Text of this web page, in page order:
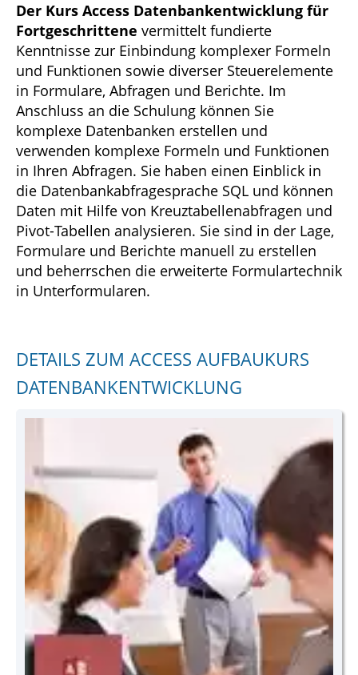
Der Kurs Access Datenbankentwicklung für
Fortgeschrittene vermittelt fundierte
Kenntnisse zur Einbindung komplexer Formeln
und Funktionen sowie diverser Steuerelemente
in Formulare, Abfragen und Berichte. Im
Anschluss an die Schulung können Sie
komplexe Datenbanken erstellen und
verwenden komplexe Formeln und Funktionen
in Ihren Abfragen. Sie haben einen Einblick in
die Datenbankabfragesprache SQL und können
Daten mit Hilfe von Kreuztabellenabfragen und
Pivot-Tabellen analysieren. Sie sind in der Lage,
Formulare und Berichte manuell zu erstellen
und beherrschen die erweiterte Formulartechnik
in Unterformularen.
DETAILS ZUM ACCESS AUFBAUKURS
DATENBANKENTWICKLUNG